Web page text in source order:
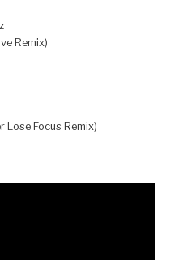
Remix)
Lose Focus Remix)